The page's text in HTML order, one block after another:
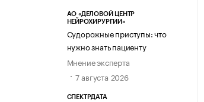
АО «ДЕЛОВОЙ ЦЕНТР
НЕЙРОХИРУРГИИ»
Судорожные приступы: что
нужно знать пациенту
Мнение эксперта
7 августа 2026
СПЕКТРДАТА